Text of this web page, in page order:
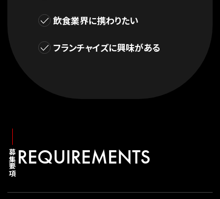
飲食業界に携わりたい
フランチャイズに興味がある
募集要項REQUIREMENTS